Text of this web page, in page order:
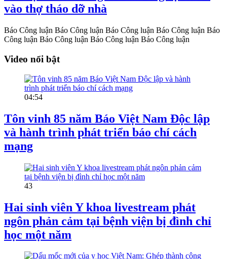
vào thợ tháo dỡ nhà
Báo Công luận Báo Công luận Báo Công luận Báo Công luận Báo
Công luận Báo Công luận Báo Công luận Báo Công luận
Video nổi bật
04:54
Tôn vinh 85 năm Báo Việt Nam Độc lập
và hành trình phát triển báo chí cách
mạng
43
Hai sinh viên Y khoa livestream phát
ngôn phản cảm tại bệnh viện bị đình chỉ
học một năm